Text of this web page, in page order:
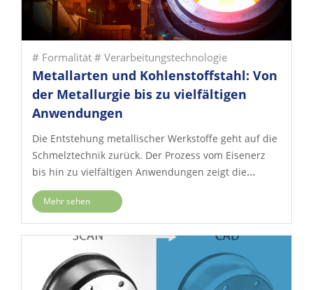
# Formalität # Verarbeitungstechnologie
Metallarten und Kohlenstoffstahl: Von
der Metallurgie bis zu vielfältigen
Anwendungen
Die Entstehung metallischer Werkstoffe geht auf die
Schmelztechnik zurück. Der Prozess vom Eisenerz
bis hin zu vielfältigen Anwendungen zeigt die
Kristallisation menschlicher Weisheit. Der
Kohlenstoffgehalt als zentraler Faktor für die
Metalleigenschaften unterscheidet nicht nur
Roheisen, Gusseisen und verschiedene
Kohlenstoffstahlsorten, sondern bietet auch
vielfältige Möglichkeiten der Produktgestaltung. Ob
Mehr sehen